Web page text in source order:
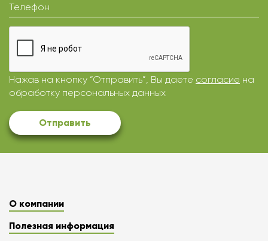
Телефон
Нажав на кнопку “Отправить”, Вы даете согласие на
обработку персональных данных
Отправить
О компании
Полезная информация